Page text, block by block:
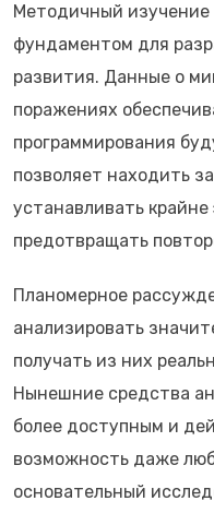
Методичный изучение
фундаментом для
развития. Данные о
поражениях
программирования
позволяет находить
устанавливать
предотвращать
Планомерное
анализировать
получать из них
Нынешние средства
более доступным и
возможность даже
основательный